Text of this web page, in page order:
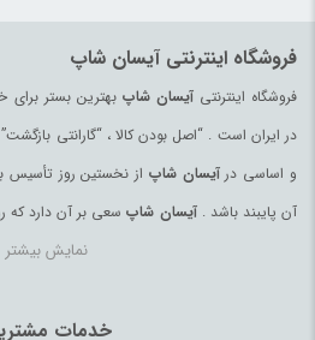
فروشگاه اینترنتی آیسان شاپ
فروشگاه اینترنتیآیسان شاپبهترین بستر برای
در ایران است . “اصل بودن کالا ، “گارانتی
و اساسی درآیسان شاپ از نخستین روز تأسیس
آن پایبند باشد .آیسان شاپ سعی بر آن دارد که
بیفزاید تا بتواند نیاز همه ی افراد با هر نوع
آیسان شاپحسب
نمایش بیشتر
خدمات